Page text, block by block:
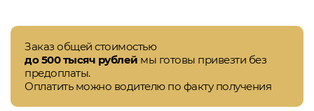
Заказ общей стоимостью
до 500 тысяч рублей мы готовы привезти без
предоплаты.
Оплатить можно водителю по факту получения